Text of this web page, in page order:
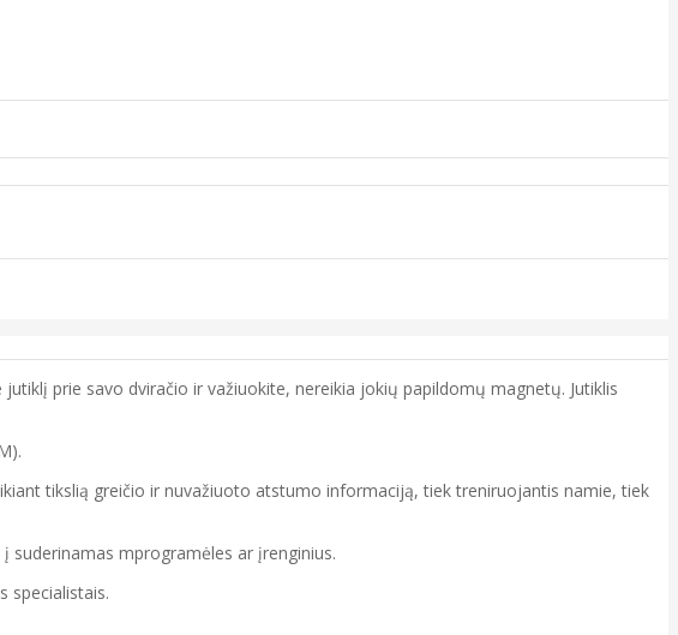
prie savo dviračio ir važiuokite, nereikia jokių papildomų magnetų. Jutiklis
tikslią greičio ir nuvažiuoto atstumo informaciją, tiek treniruojantis namie, tiek
mprogramėles ar įrenginius.
specialistais.